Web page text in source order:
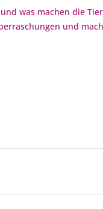
was machen die
und